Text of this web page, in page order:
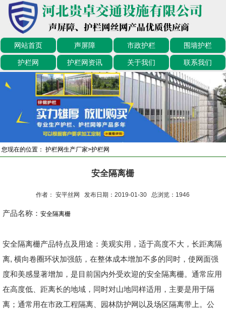
网站首页 声屏障 市政护栏 围墙护栏
护栏网 护栏网资讯 关于我们 联系我们
您现在的位置： 护栏网生产厂家>护栏网
安全隔离栅
作者： 安平丝网 发布日期：2019-01-30 总浏览： 1946
产品名称：安全隔离栅
安全隔离栅产品特点及用途：美观实用，适于高度不大，长距离隔
离, 横向卷圈环状加强筋，在整体成本增加不多的同时，使网面强
度和美感显著增加，是目前国内外受欢迎的安全隔离栅。通常应用
在高度低、距离长的地域，同时对山地同样适用，主要是用于隔
离；通常用在市政工程隔离、园林防护网以及场区隔离带上。公